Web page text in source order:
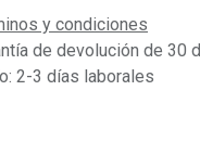
y condiciones
de devolución de 30
2-3 días laborales